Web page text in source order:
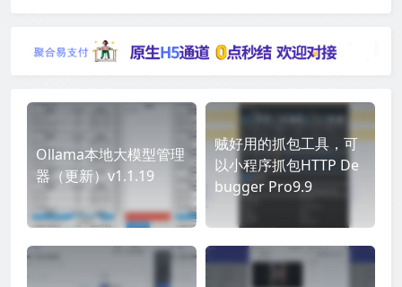
Ollama本地大模型管理
器（更新）v1.1.19
贼好用的抓包工具，可
以小程序抓包HTTP De
bugger Pro9.9